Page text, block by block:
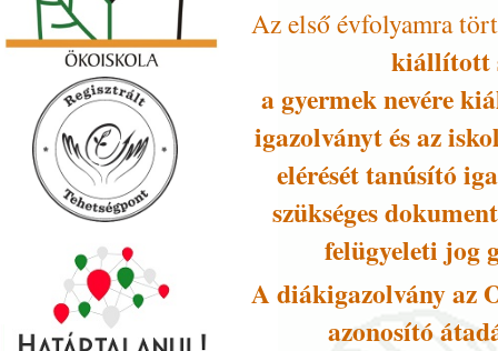
Az első évfolyamra
kiállított
a gyermek nevére
igazolványtés az
elérését tanúsító
szükséges
felügyeleti jog
A diákigazolvány az
azonosító